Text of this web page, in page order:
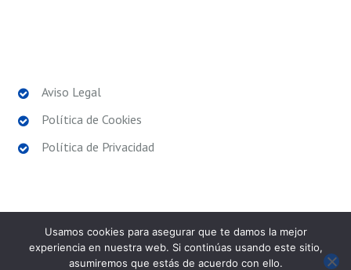
Aviso Legal
Política de Cookies
Política de Privacidad
Usamos cookies para asegurar que te damos la mejor
experiencia en nuestra web. Si continúas usando este sitio,
asumiremos que estás de acuerdo con ello.